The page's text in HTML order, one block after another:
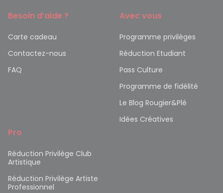
Besoin d’aide ?
Carte cadeau
Contactez-nous
FAQ
Avec vous
Programme privilèges
Réduction Etudiant
Pass Culture
Programme de fidélité
Le Blog Rougier&Plé
Idées Créatives
Pro
Réduction Privilège Club
Artistique
Réduction Privilège Artiste
Professionnel